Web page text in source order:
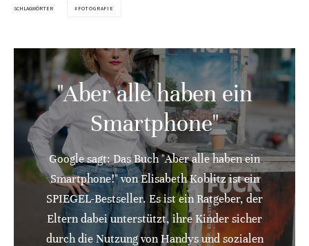
SCHLAGWÖRTER FOTOGRAFIE
"Aber alle haben ein
Smartphone"
Google sagt: Das Buch "Aber alle haben ein
Smartphone!" von Elisabeth Koblitz ist ein
SPIEGEL-Bestseller. Es ist ein Ratgeber, der
Eltern dabei unterstützt, ihre Kinder sicher
durch die Nutzung von Handys und sozialen